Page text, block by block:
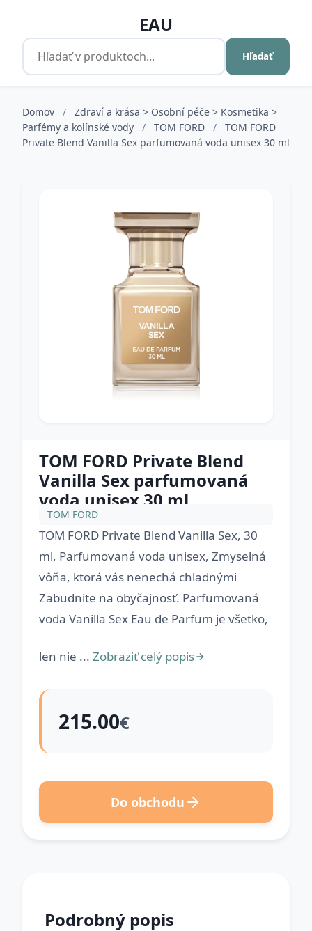
EAU
Hľadať
Domov /
Zdraví a krása > Osobní péče > Kosmetika >
Parfémy a kolínské vody
/ TOM FORD /
TOM FORD
Private Blend Vanilla Sex parfumovaná voda unisex 30 ml
TOM FORD Private Blend
Vanilla Sex parfumovaná
voda unisex 30 ml
TOM FORD
TOM FORD Private Blend Vanilla Sex, 30
ml, Parfumovaná voda unisex, Zmyselná
vôňa, ktorá vás nenechá chladnými
Zabudnite na obyčajnosť. Parfumovaná
voda Vanilla Sex Eau de Parfum je všetko,
len nie ... Zobraziť celý popis
215.00€
Do obchodu
Podrobný popis